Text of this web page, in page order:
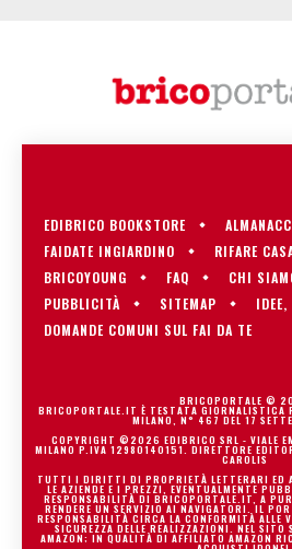
EDIBRICO BOOKSTORE
FAIDATE INGIARDINO
RIFARE
BRICOYOUNG
FAQ CHI
PUBBLICITÀ
SITEMAP
DOMANDE COMUNI SUL FAI DA TE
BRICOPORTALE ©
BRICOPORTALE.IT È TESTATA GIORNALISTICA
MILANO, N° 467 DEL 17
COPYRIGHT ©2026 EDIBRICO SRL - VIALE
MILANO P.IVA 12980140151. DIRETTORE
CAROLIS
TUTTI I DIRITTI DI PROPRIETÀ LETTERARI
LE AZIENDE E I PREZZI, EVENTUALMENTE
RESPONSABILITÀ DI BRICOPORTALE.IT, A
RENDERE UN SERVIZIO AI NAVIGATORI. IL
RESPONSABILITÀ CIRCA LA CONFORMITÀ ALLE
SICUREZZA DELLE REALIZZAZIONI. NEL SITO
AMAZON; IN QUALITÀ DI AFFILIATO AMAZON